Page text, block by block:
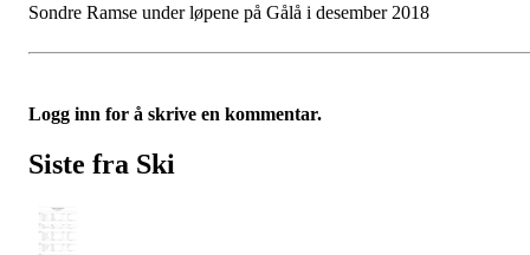
Sondre Ramse under løpene på Gålå i desember 2018
Logg inn for å skrive en kommentar.
Siste fra Ski